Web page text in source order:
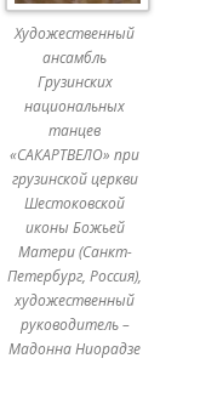
Художественный
ансамбль
Грузинских
национальных
танцев
«САКАРТВЕЛО» при
грузинской церкви
Шестоковской
иконы Божьей
Матери (Санкт-
Петербург, Россия),
художественный
руководитель –
Мадонна Ниорадзе